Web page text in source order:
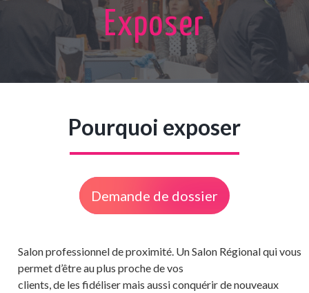
Exposer
Pourquoi exposer
Demande de dossier
Salon professionnel de proximité. Un Salon Régional qui vous
permet d’être au plus proche de vos
clients, de les fidéliser mais aussi conquérir de nouveaux